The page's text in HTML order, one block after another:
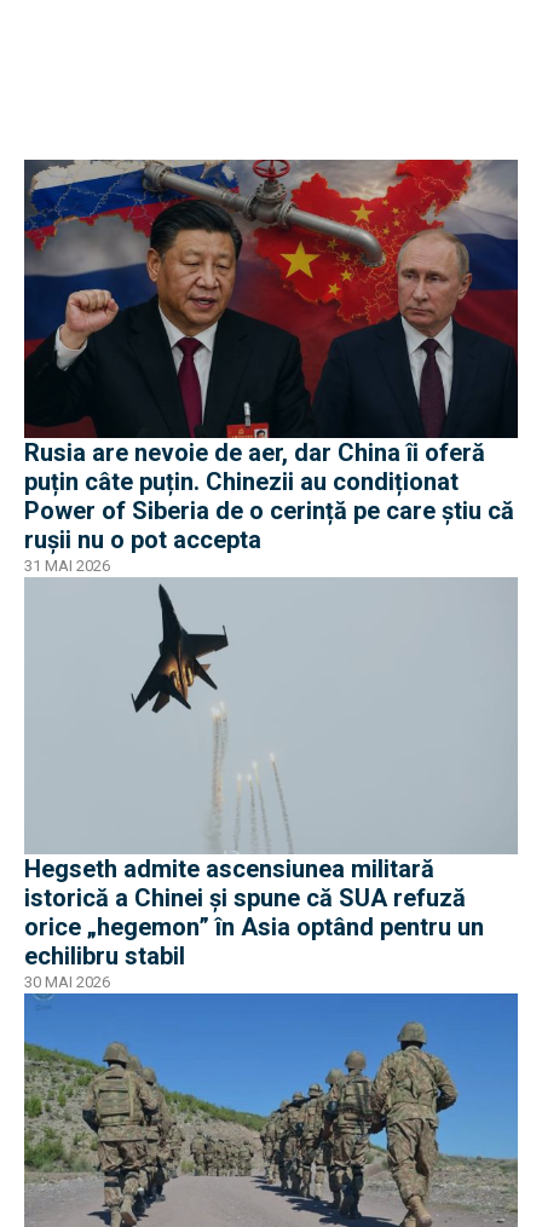
Rusia are nevoie de aer, dar China îi oferă
puțin câte puțin. Chinezii au condiționat
Power of Siberia de o cerință pe care știu că
rușii nu o pot accepta
31 MAI 2026
Hegseth admite ascensiunea militară
istorică a Chinei și spune că SUA refuză
orice „hegemon” în Asia optând pentru un
echilibru stabil
30 MAI 2026